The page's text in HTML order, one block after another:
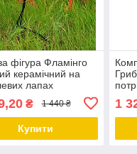
фігура Фламінго
керамічний на
лапах
₴ 1 440 ₴
Купити
1